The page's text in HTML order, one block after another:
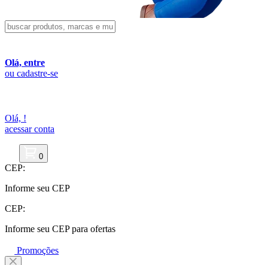
Olá, entre
ou cadastre-se
Olá, !
acessar conta
0
CEP:
Informe seu CEP
CEP:
Informe seu CEP para ofertas
Promoções